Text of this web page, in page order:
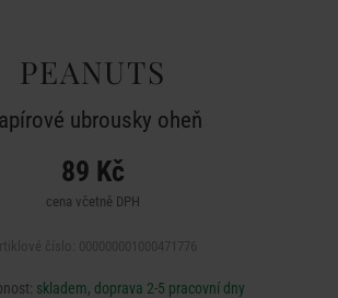
PEANUTS
ubrousky oheň
89 Kč
cena včetně DPH
skladem, doprava 2-5 pracovní dny